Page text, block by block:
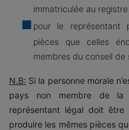
immatriculée au
pour le représentant
pièces que celles
membres du conseil de
N.B: Si la personne morale
pays non membre de la
représentant légal doit
produire les mêmes pièces